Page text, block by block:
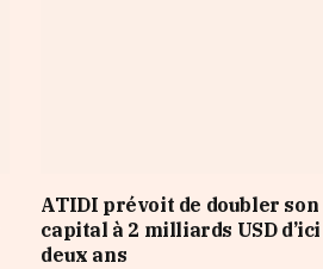
ATIDI prévoit de doubler son
capital à 2 milliards USD d’ici
deux ans